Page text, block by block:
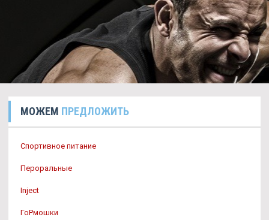
МОЖЕМ ПРЕДЛОЖИТЬ
Спортивное питание
Пероральные
Inject
ГоРмошки